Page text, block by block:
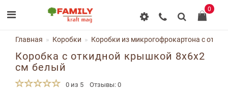
0
Главная Коробки Коробки из микрогофрокартона с
Коробка с откидной крышкой 8x6x2
см белый
0 из 5 Отзывы: 0